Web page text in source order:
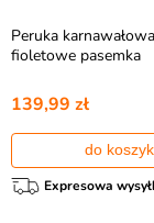
Peruka
fioletowe pasemka
139,99 zł
do
Expresowa